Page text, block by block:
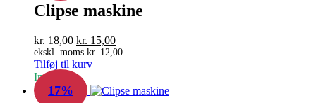
Clipse maskine
kr.18,00 Den
oprindelige
pris
var:
kr. 18,00.
kr. 15,00Den
aktuelle
kr. 15,00.
ekskl. moms kr. 12,00
Tilføj til kurv
In Stock
17%